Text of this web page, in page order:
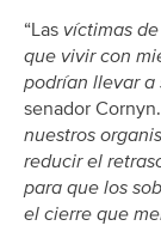
“Las víctimas
que vivir con
podrían llevar a
senador Cornyn.
nuestros
reducir el
para que los
el cierre que